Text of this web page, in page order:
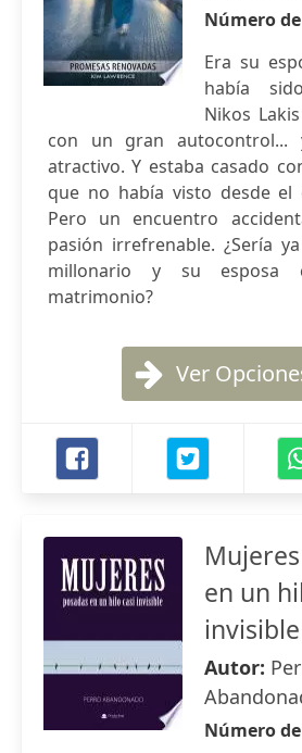
Número
Era su
había
Nikos
con un gran autocontrol...
atractivo. Y estaba casado
que no había visto desde el
Pero un encuentro
pasión irrefrenable. ¿Sería
millonario y su esposa
matrimonio?
Ver
en un
invisible
Autor:
Número